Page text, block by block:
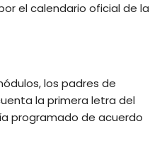
el calendario oficial de la
los padres de
la primera letra del
programado de acuerdo